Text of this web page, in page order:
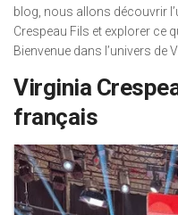
blog, nous allons découvrir
Crespeau Fils et explorer ce
Bienvenue dans l’univers de
Virginia
français